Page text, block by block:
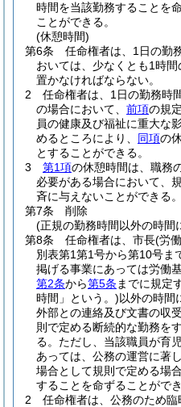
時間を当該勤務することを
ことができる。
(休憩時間)
第6条
任命権者は、1日の勤
おいては、少なくとも1時
置かなければならない。
2
任命権者は、1日の勤務時
の場合において、 前項の規
員の健康及び福祉に重大な
めるところにより、 同項の
とすることができる。
3
第1項の休憩時間は、職務
必要がある場合において、
斉に与えないことができる。
第7条
削除
(正規の勤務時間以外の時間
第8条
任命権者は、市長(労
別表第1第1号から第10号ま
掲げる事業にあっては労働
第2条から第5条 までに規定
時間」という。)以外の時間
外部との連絡及び文書の収
則で定める断続的な勤務を
る。 ただし、当該職員が育
あっては、公務の運営に著
場合として規則で定める場
することを命ずることができ
2
任命権者は、公務のため